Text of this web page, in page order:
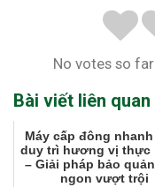
No votes so
Bài viết liên quan
Máy cấp đông
duy trì hương vị thực
– Giải pháp bảo
ngon vượt trội